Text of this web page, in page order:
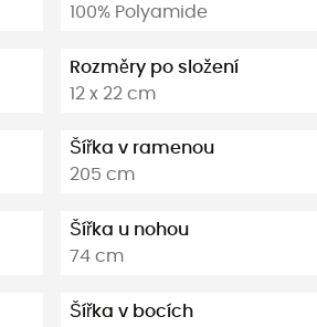
100% Polyamide
Rozměry po složení
12 x 22 cm
Šířka v ramenou
205 cm
Šířka u nohou
74 cm
Šířka v bocích